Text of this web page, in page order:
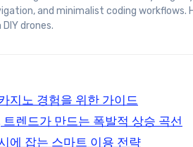
and minimalist coding
drones.
지노 경험을 위한 가이드
렌드가 만드는 폭발적 상승 곡선
에 잡는 스마트 이용 전략